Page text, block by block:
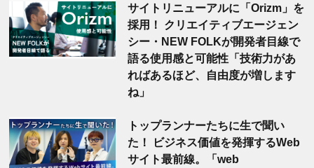
サイトリニューアルに「Orizm」を
採用！ クリエイティブエージェン
シー・NEW FOLKが開発者目線で
語る使用感と可能性「技術力があ
ればあるほど、自由度が増します
ね」
トップランナーたちに生で聞い
た！ ビジネス価値を発揮するWeb
サイト最前線。「web